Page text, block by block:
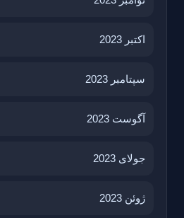
اکتبر 2023
سپتامبر 2023
آگوست 2023
جولای 2023
ژوئن 2023